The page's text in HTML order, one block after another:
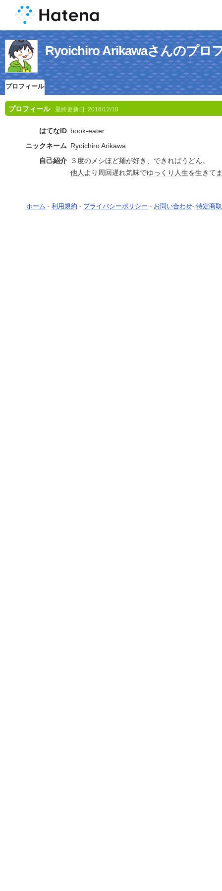
Ryoichiro Arikawaさんのプロ
プロフィール
プロフィール 最終更新日: 2016/12/18
はてなID book-eater
ニックネーム Ryoichiro Arikawa
自己紹介
３度のメシほど麺が好き、できればうどん。
他人より周回遅れ気味でゆっくり 人生を生きて
ホーム - 利用規約 - プライバシーポリシー - お問い合わせ- 特定商